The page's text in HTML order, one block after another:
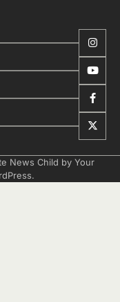
News Child by Your
.